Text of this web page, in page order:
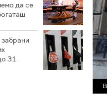
да се
31.